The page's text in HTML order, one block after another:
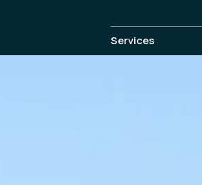
Services